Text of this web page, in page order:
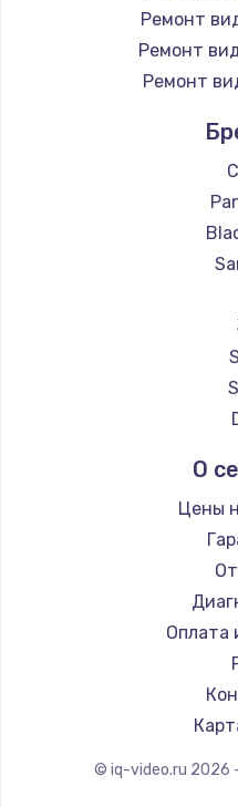
от
от
от
от
от
от
Ремонт
Ремонт
Ремонт
О
Цены
Оплата
© iq-video.ru 2026